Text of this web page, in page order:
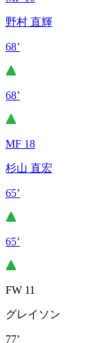
野村 直輝
68’
68’
MF 18
杉山 直宏
65’
65’
FW 11
グレイソン
77’